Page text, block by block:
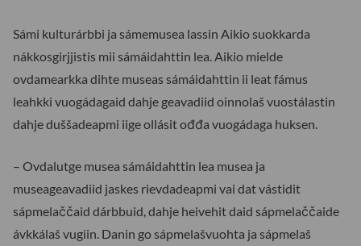
Sámi kulturárbbi ja sámemusea lassin Aikio suokkarda
nákkosgirjjistis mii sámáidahttin lea. Aikio mielde
ovdamearkka dihte museas sámáidahttin ii leat fámus
leahkki vuogádagaid dahje geavadiid oinnolaš vuostálastin
dahje duššadeapmi iige ollásit ođđa vuogádaga huksen.
– Ovdalutge musea sámáidahttin lea musea ja
museageavadiid jaskes rievdadeapmi vai dat vástidit
sápmelaččaid dárbbuid, dahje heivehit daid sápmelaččaide
ávkkálaš vugiin. Danin go sápmelašvuohta ja sápmelaš